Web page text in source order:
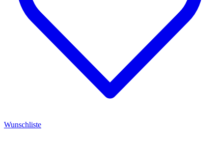
Wunschliste